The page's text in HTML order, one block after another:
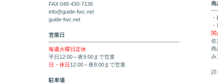
FAX 048-430-7136
info@guide-fwc.net
guide-fwc.net
営業日
毎週火曜日定休
平日12:00～夜9:00まで営業
日・休日 12:00～夜8:00まで営業
駐車場
商
関
佐
商
み
詳